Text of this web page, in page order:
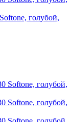
голубой,